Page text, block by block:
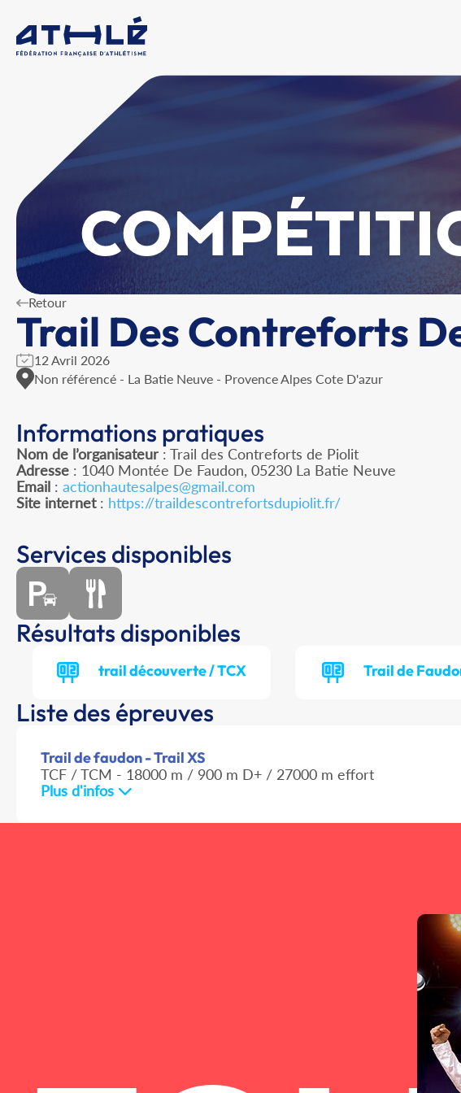
Retour
Trail Des Contreforts
12 Avril 2026
Non référencé - La Batie Neuve - Provence Alpes Cote D'azur
Informations pratiques
Nom de l’organisateur : Trail des Contreforts de Piolit
Adresse : 1040 Montée De Faudon, 05230 La Batie Neuve
Email : actionhautesalpes@gmail.com
Site internet: https://traildescontrefortsdupiolit.fr/
Services disponibles
Résultats disponibles
trail découverte / TCX Trail de
Liste des épreuves
Trail de faudon - Trail XS
TCF / TCM - 18000 m / 900 m D+ / 27000 m effort
Plus d'infos